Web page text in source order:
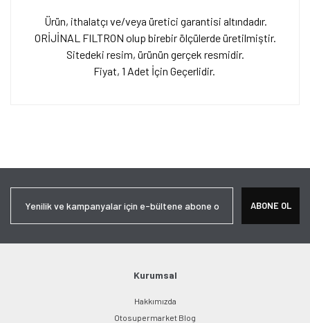
Ürün, ithalatçı ve/veya üretici garantisi altındadır.
ORİJİNAL FILTRON olup birebir ölçülerde üretilmiştir.
Sitedeki resim, ürünün gerçek resmidir.
Fiyat, 1 Adet İçin Geçerlidir.
Ürün açıklamasında eksik bilgiler bulunuyor.
Bu ürüne benzer farklı alternatifler olmalı.
ABONE OL
Kurumsal
Hakkımızda
Otosupermarket Blog